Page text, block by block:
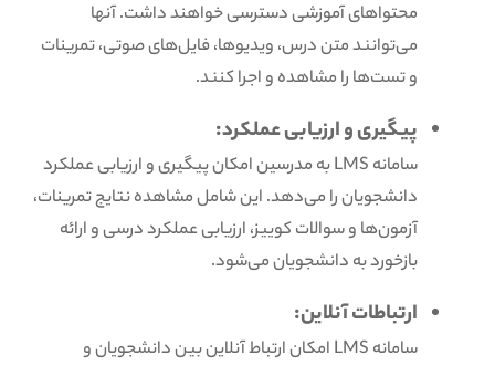
محتواهای آموزشی دسترسی خواهند داشت. آنها
می‌توانند متن درس، ویدیوها، فایل‌های صوتی، تمرینات
و تست‌ها را مشاهده و اجرا کنند.
پیگیری و ارزیابی عملکرد:
سامانه LMS به مدرسین امکان پیگیری و ارزیابی عملکرد
دانشجویان را می‌دهد. این شامل مشاهده نتایج تمرینات،
آزمون‌ها و سوالات کوییز، ارزیابی عملکرد درسی و ارائه
بازخورد به دانشجویان می‌شود.
ارتباطات آنلاین:
سامانه LMS امکان ارتباط آنلاین بین دانشجویان و